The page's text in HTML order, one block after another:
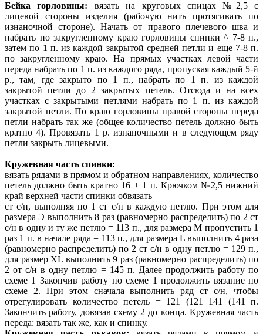
Бейка горловины: вязать на круговых спицах №2,5 с
лицевой стороны изделия (рабочую нить протягивать по
изнаночной стороне). Начать от правого плечевого шва и
набрать по закругленному краю горловины спинки ^ 7-8 п.,
затем по 1 п. из каждой закрытой средней петли и еще 7-8 п.
по закругленному краю. На прямых участках левой части
переда набрать по 1 п. из каждого ряда, пропуская каждый 5-й
р., там, где закрыто по 1 п., набрать по 1 п. из каждой
закрытой петли до 2 закрытых петель. Отсюда и на всех
участках с закрытыми петлями набрать по 1 п. из каждой
закрытой петли. По краю горловины правой стороны переда
петли набрать так же (общее количество петель должно быть
кратно 4). Провязать 1 р. изнаночными и в следующем ряду
петли закрыть лицевыми.
Кружевная часть спинки:
вязать рядами в прямом и обратном направлениях, количество
петель должно быть кратно 16 + 1 п. Крючком №2,5 нижний
край верхней части спинки обвязать
ст с/н, выполняя по 1 ст с/н в каждую петлю. При этом для
размера Э выполнить 8 раз (равномерно распределить) по 2 ст
с/н в одну и ту же петлю = 113 п., для размера М пропустить 1
раз 1 п. в начале ряда = 113 п., для размера L выполнить 4 раза
(равномерно распределить) по 2 ст с/н в одну петлю = 129 п.,
для размер ХL выполнить 9 раз (равномерно распределить) по
2 от с/н в одну петлю = 145 п. Далее продолжить работу по
схеме 1 Закончив работу по схеме 1 продолжить вязание по
схеме 2. При этом сначала выполнить ряд ст с/н, чтобы
отрегулировать количество петель = 121 (121 141 (141 п.
Закончить работу, довязав схему 2 до конца. Кружевная часть
переда: вязать так же, как и спинку.